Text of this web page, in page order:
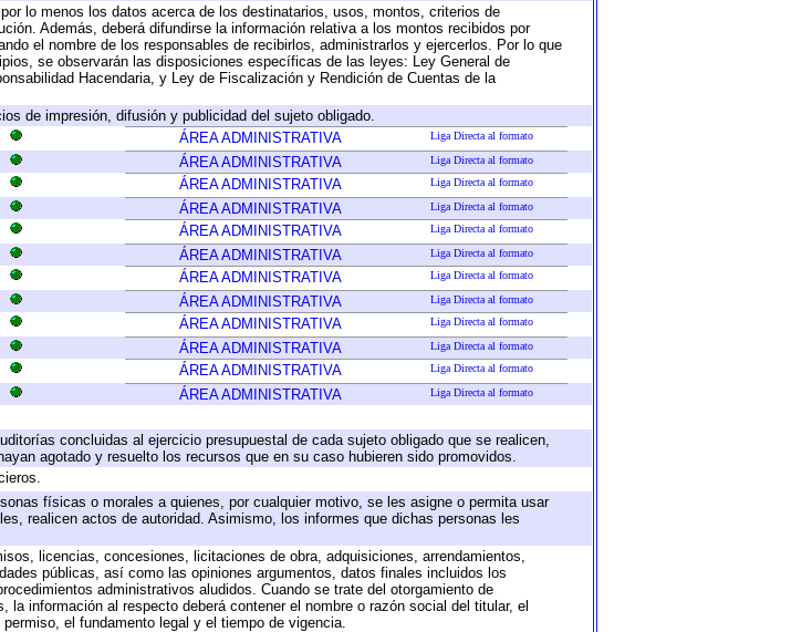
lo menos los datos acerca de los destinatarios, usos, montos, criterios de
Además, deberá difundirse la información relativa a los montos recibidos por
el nombre de los responsables de recibirlos, administrarlos y ejercerlos. Por lo que
se observarán las disposiciones específicas de las leyes: Ley General de
Hacendaria, y Ley de Fiscalización y Rendición de Cuentas de la
de impresión, difusión y publicidad del sujeto obligado.
ÁREA ADMINISTRATIVA Liga Directa al formato
ÁREA ADMINISTRATIVA Liga Directa al formato
ÁREA ADMINISTRATIVA Liga Directa al formato
ÁREA ADMINISTRATIVA Liga Directa al formato
ÁREA ADMINISTRATIVA Liga Directa al formato
ÁREA ADMINISTRATIVA Liga Directa al formato
ÁREA ADMINISTRATIVA Liga Directa al formato
ÁREA ADMINISTRATIVA Liga Directa al formato
ÁREA ADMINISTRATIVA Liga Directa al formato
ÁREA ADMINISTRATIVA Liga Directa al formato
ÁREA ADMINISTRATIVA Liga Directa al formato
ÁREA ADMINISTRATIVA Liga Directa al formato
concluidas al ejercicio presupuestal de cada sujeto obligado que se realicen,
agotado y resuelto los recursos que en su caso hubieren sido promovidos.
físicas o morales a quienes, por cualquier motivo, se les asigne o permita usar
realicen actos de autoridad. Asimismo, los informes que dichas personas les
licencias, concesiones, licitaciones de obra, adquisiciones, arrendamientos,
públicas, así como las opiniones argumentos, datos finales incluidos los
administrativos aludidos. Cuando se trate del otorgamiento de
información al respecto deberá contener el nombre o razón social del titular, el
el fundamento legal y el tiempo de vigencia.